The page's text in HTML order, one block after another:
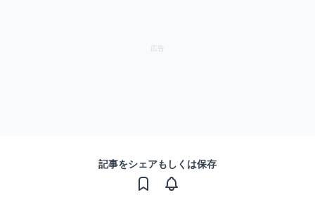
記事をシェアもしくは保存